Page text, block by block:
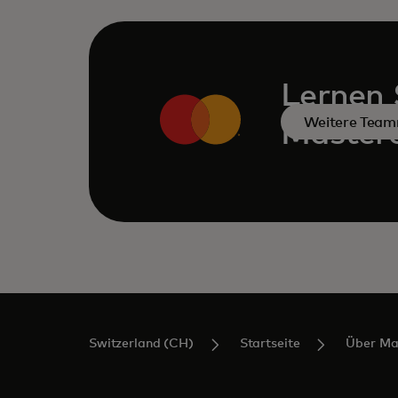
Lernen
Weitere
Switzerland (CH) Startseite Über